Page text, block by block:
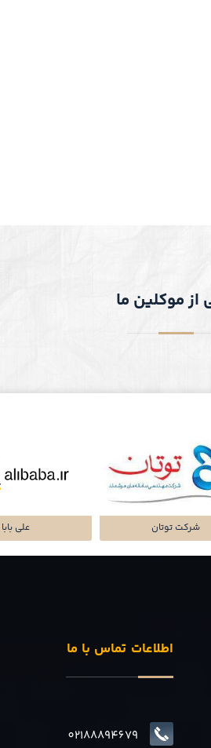
پلتفرم میاره شرکت سرمایه گذاری
از موکلین ما
اطلاعات تماس با ما
02188894679